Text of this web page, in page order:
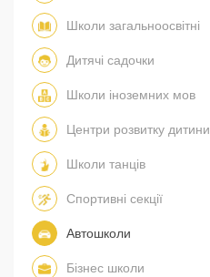
Школи загальноосвітні
Дитячі садочки
Школи іноземних мов
Центри розвитку дитини
Школи танців
Спортивні секції
Автошколи
Бізнес школи